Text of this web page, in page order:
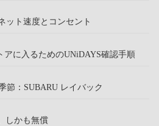
ット速度とコンセント
アに入るためのUNiDAYS確認手順
節：SUBARU レイバック
しかも無償